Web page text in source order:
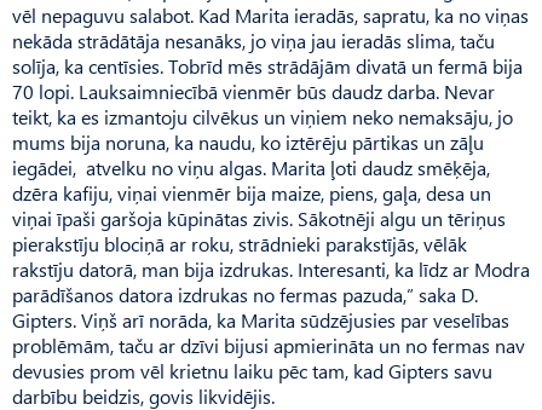
vēl nepaguvu salabot. Kad Marita ieradās, sapratu, ka no viņas
nekāda strādātāja nesanāks, jo viņa jau ieradās slima, taču
solīja, ka centīsies. Tobrīd mēs strādājām divatā un fermā bija
70 lopi. Lauksaimniecībā vienmēr būs daudz darba. Nevar
teikt, ka es izmantoju cilvēkus un viņiem neko nemaksāju, jo
mums bija noruna, ka naudu, ko iztērēju pārtikas un zāļu
iegādei, atvelku no viņu algas. Marita ļoti daudz smēķēja,
dzēra kafiju, viņai vienmēr bija maize, piens, gaļa, desa un
viņai īpaši garšoja kūpinātas zivis. Sākotnēji algu un tēriņus
pierakstīju blociņā ar roku, strādnieki parakstījās, vēlāk
rakstīju datorā, man bija izdrukas. Interesanti, ka līdz ar Modra
parādīšanos datora izdrukas no fermas pazuda,” saka D.
Gipters. Viņš arī norāda, ka Marita sūdzējusies par veselības
problēmām, taču ar dzīvi bijusi apmierināta un no fermas nav
devusies prom vēl krietnu laiku pēc tam, kad Gipters savu
darbību beidzis, govis likvidējis.